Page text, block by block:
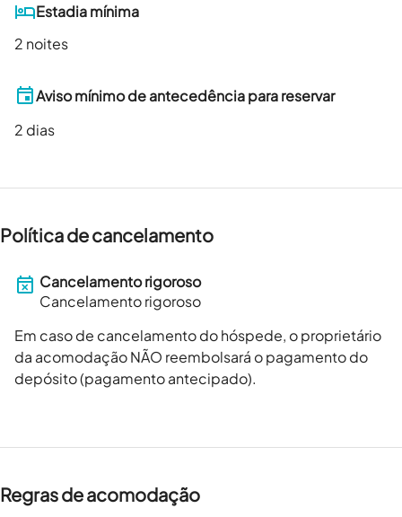
Estadia mínima
2 noites
Aviso mínimo de antecedência para reservar
2 dias
Política de cancelamento
Cancelamento rigoroso
Cancelamento rigoroso
Em caso de cancelamento do hóspede, o proprietário
da acomodação NÃO reembolsará o pagamento do
depósito (pagamento antecipado).
Regras de acomodação